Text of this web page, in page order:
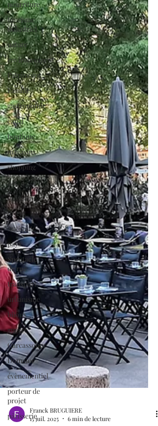
nourriture
tourisme
industriel
nature
environnement
Patrimoine
Famille
gastronomie
canal
boutique
magasins
shopping
Art
religion
orient
Antiquité
pays
Spectacle
de rue
transport
urbanisme
bijoux
guerre
Carcassonne
Domaine
évènementiel
porteur de
projet
pâtisserie